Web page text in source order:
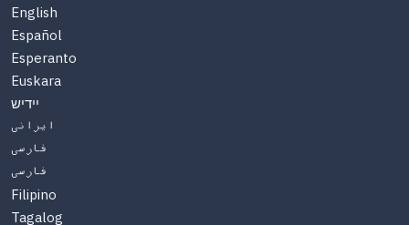
English
Español
Esperanto
Euskara
יידיש
ایرانی
فارسی
فارسی
Filipino
Tagalog